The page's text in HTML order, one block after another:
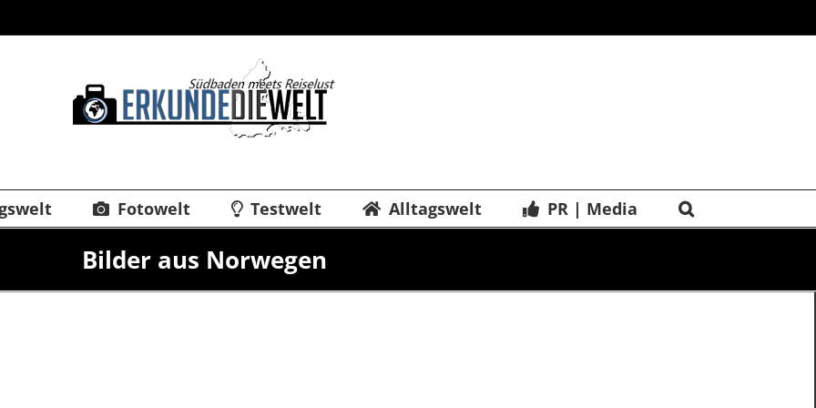
Fotowelt Testwelt Alltagswelt PR | Media
Bilder aus Norwegen